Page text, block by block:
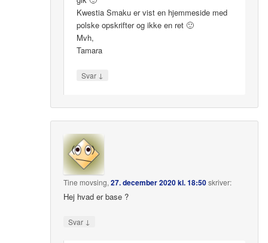
Kwestia Smaku er vist en hjemmeside med
polske opskrifter og ikke en ret 🙂
Mvh,
Tamara
Svar ↓
Tine movsing,27. december 2020 kl. 18:50skriver:
Hej hvad er base ?
Svar ↓